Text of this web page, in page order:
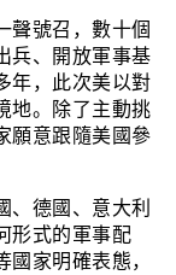
聲號召，數十個
兵、開放軍事基
年，此次美以對
地。除了主動挑
願意跟隨美國參
、德國、意大利
形式的軍事配
家明確表態，